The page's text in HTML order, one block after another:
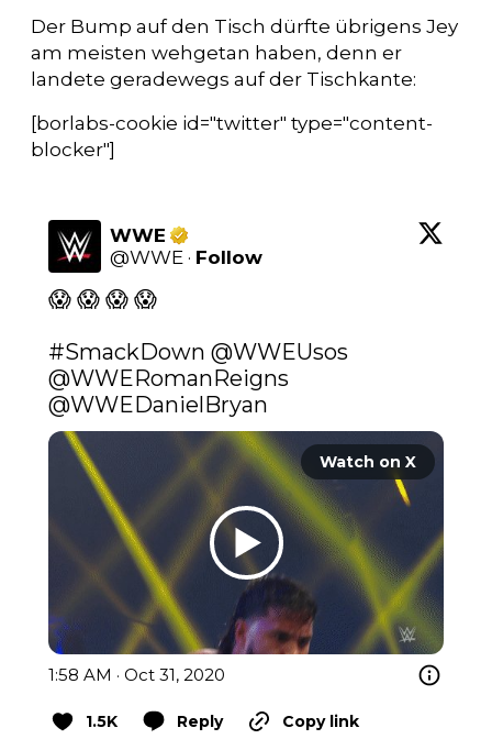
Der Bump auf den Tisch dürfte übrigens Jey
am meisten wehgetan haben, denn er
landete geradewegs auf der Tischkante:
[borlabs-cookie id="twitter" type="content-
blocker"]
WWE
@WWE · Follow
😱 😱 😱 😱
#SmackDown @WWEUsos
@WWERomanReigns
@WWEDanielBryan
Watch on X
1:58 AM · Oct 31, 2020
1.5K Reply Copy link